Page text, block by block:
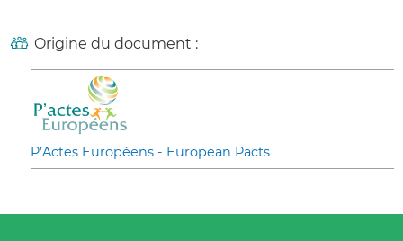
Origine du document :
P’Actes Européens - European Pacts